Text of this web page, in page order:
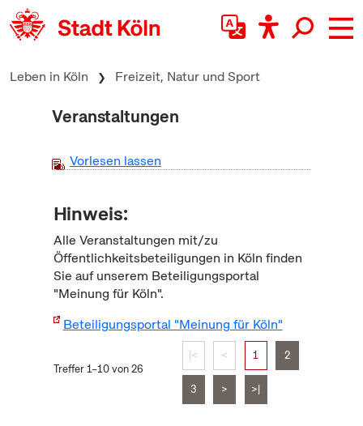
zum Inhalt springen
Leben in Köln Freizeit, Natur und Sport
Veranstaltungen
Vorlesen lassen
Hinweis:
Alle Veranstaltungen mit/zu
Öffentlichkeitsbeteiligungen in Köln finden
Sie auf unserem Beteiligungsportal
"Meinung für Köln".
Beteiligungsportal "Meinung für Köln"
Treffer 1–10 von 26
|< < 1 2
3 > >|